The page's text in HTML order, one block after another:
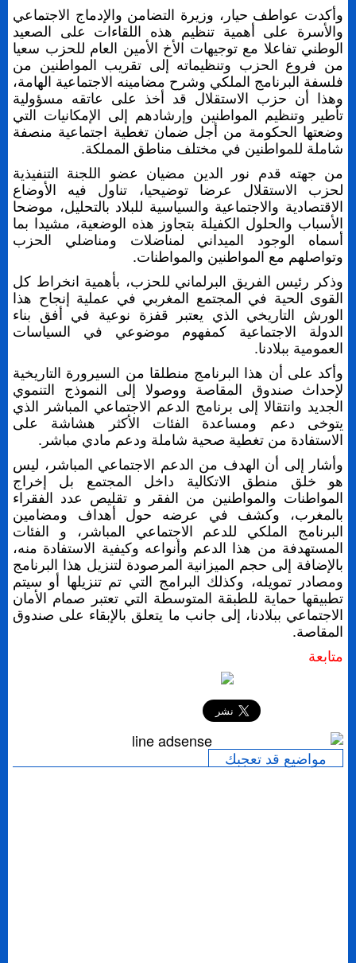
وأكدت عواطف حيار، وزيرة التضامن والإدماج الاجتماعي
والأسرة على أهمية تنظيم هذه اللقاءات على الصعيد
الوطني تفاعلا مع توجيهات الأخ الأمين العام للحزب سعيا
من فروع الحزب وتنظيماته إلى تقريب المواطنين من
فلسفة البرنامج الملكي وشرح مضامينه الاجتماعية الهامة،
وهذا أن حزب الاستقلال قد أخذ على عاتقه مسؤولية
تأطير وتنظيم المواطنين وإرشادهم إلى الإمكانيات التي
وضعتها الحكومة من أجل ضمان تغطية اجتماعية منصفة
شاملة للمواطنين في مختلف مناطق المملكة.
من جهته قدم نور الدين مضيان عضو اللجنة التنفيذية
لحزب الاستقلال عرضا توضيحيا، تناول فيه الأوضاع
الاقتصادية والاجتماعية والسياسية للبلاد بالتحليل، موضحا
الأسباب والحلول الكفيلة بتجاوز هذه الوضعية، مشيدا بما
أسماه الوجود الميداني لمناضلات ومناضلي الحزب
وتواصلهم مع المواطنين والمواطنات.
وذكر رئيس الفريق البرلماني للحزب، بأهمية انخراط كل
القوى الحية في المجتمع المغربي في عملية إنجاح هذا
الورش التاريخي الذي يعتبر قفزة نوعية في أفق بناء
الدولة الاجتماعية كمفهوم موضوعي في السياسات
العمومية ببلادنا.
وأكد على أن هذا البرنامج منطلقا من السيرورة التاريخية
لإحداث صندوق المقاصة ووصولا إلى النموذج التنموي
الجديد وانتقالا إلى برنامج الدعم الاجتماعي المباشر الذي
يتوخى دعم ومساعدة الفئات الأكثر هشاشة على
الاستفادة من تغطية صحية شاملة ودعم مادي مباشر.
وأشار إلى أن الهدف من الدعم الاجتماعي المباشر، ليس
هو خلق منطق الاتكالية داخل المجتمع بل إخراج
المواطنات والمواطنين من الفقر و تقليص عدد الفقراء
بالمغرب، وكشف في عرضه حول أهداف ومضامين
البرنامج الملكي للدعم الاجتماعي المباشر، و الفئات
المستهدفة من هذا الدعم وأنواعه وكيفية الاستفادة منه،
بالإضافة إلى حجم الميزانية المرصودة لتنزيل هذا البرنامج
ومصادر تمويله، وكذلك البرامج التي تم تنزيلها أو سيتم
تطبيقها حماية للطبقة المتوسطة التي تعتبر صمام الأمان
الاجتماعي ببلادنا، إلى جانب ما يتعلق بالإبقاء على صندوق
المقاصة.
متابعة
مواضيع قد تعجبك